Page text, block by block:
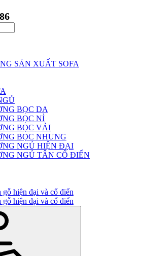
SẢN XUẤT SOFA
BỌC DA
BỌC NỈ
BỌC VẢI
BỌC NHUNG
NGỦ HIỆN ĐẠI
NGỦ TÂN CỔ ĐIỂN